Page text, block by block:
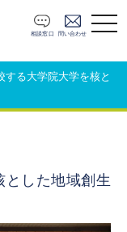
問い合わせ
相談窓口
t
o
g
l
e
a
t
i
する大学院大学を核と
した地域創生